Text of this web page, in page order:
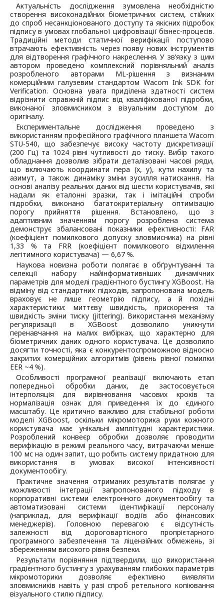
Актуальність дослідження зумовлена необхідністю
створення високонадійних біометричних систем, стійких
до спроб несанкціонованого доступу та якісних підробок
підпису в умовах глобальної цифровізації бізнес-процесів.
Традиційні методи статичної верифікації поступово
втрачають ефективність через появу нових інструментів
для відтворення графічного накреслення. У зв’язку з цим
автором проведено комплексний порівняльний аналіз
розробленого авторами ML-рішення з визнаним
комерційним галузевим стандартом Wacom Ink SDK for
Verification. Основна увага приділена здатності систем
відрізнити справжній підпис від кваліфікованої підробки,
виконаної зловмисником з візуальним доступом до
оригіналу.
Експериментальне дослідження проведено з
використанням професійного графічного планшета Wacom
STU-540, що забезпечує високу частоту дискретизації
(200 Гц) та 1024 рівні чутливості до тиску. Вибір такого
обладнання дозволив зібрати деталізовані часові ряди,
що включають координати пера (x, y), кути нахилу та
азимут, а також динаміку зміни зусилля натискання. На
основі аналізу реальних даних від шести користувачів, які
надали як еталонні зразки, так і імітаційні спроби
підробки, виконано багатокритеріальну оптимізацію
порогу прийняття рішення. Встановлено, що з
адаптивним значенням порогу розроблена система
демонструє збалансовані показники ефективності: FAR
(коефіцієнт помилкового допуску зловмисника) на рівні
1,33 % та FRR (коефіцієнт помилкового відхилення
легітимного користувача) — 6,67 %.
Наукова новизна роботи полягає в обґрунтуванні та
селекції набору найінформативніших динамічних
параметрів для моделі градієнтного бустингу XGBoost. На
відміну від стандартних підходів, запропонована модель
враховує не лише геометрію підпису, а й похідні
характеристики: миттєву швидкість, прискорення та
швидкість зміни тиску (jittering). Використання механізму
регуляризації в XGBoost дозволило уникнути
перенавчання на малих вибірках, що характерно для
біометричних даних одного користувача. Це дозволило
досягти точності, яка є конкурентоспроможною відносно
закритих комерційних алгоритмів (рівень рівної помилки
EER ~4 %).
Особливості програмної реалізації включають етап
попередньої обробки даних, де застосовується
інтерполяція для вирівнювання часових кроків та
нормалізація ознак для приведення їх до єдиного
масштабу. Це критично важливо для стабільної роботи
моделі XGBoost, оскільки мікромоторика руки кожного
користувача має унікальні амплітудні характеристики.
Розроблений конвеєр обробки дозволяє проводити
верифікацію в режимі реального часу, витрачаючи менше
100 мс на один запит, що робить систему придатною для
використання в умовах високої інтенсивності
документообігу.
Практичне значення отриманих результатів полягає у
можливості інтеграції запропонованого підходу в
корпоративні системи електронного документообігу та
автоматизовані системи ідентифікації персоналу
(наприклад, для верифікації водіїв або фінансових
менеджерів). Головною перевагою є відсутність
залежності від дороговартісного пропрієтарного
програмного забезпечення та ліцензійних обмежень, зі
збереженням високого рівня безпеки.
Результати порівняння підтвердили, що використання
градієнтного бустингу з урахуванням глибоких параметрів
мікромоторики дозволяє ефективно виявляти
зловмисників навіть у разі спроб ретельного копіювання
візуального стилю підпису.